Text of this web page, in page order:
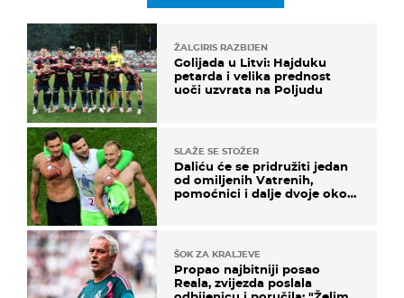
ŽALGIRIS RAZBIJEN
Golijada u Litvi: Hajduku
petarda i velika prednost
uoči uzvrata na Poljudu
SLAŽE SE STOŽER
Daliću će se pridružiti jedan
od omiljenih Vatrenih,
pomoćnici i dalje dvoje oko
ŠOK ZA KRALJEVE
Propao najbitniji posao
Reala, zvijezda poslala